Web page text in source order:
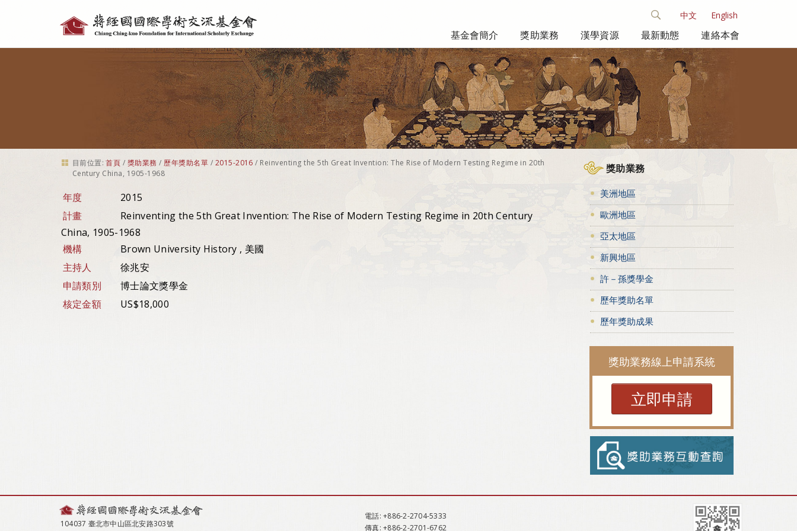
具
中文 English
基金會簡介 獎助業務 漢學資源 最新動態 連絡本會
目前位置: 首頁 / 獎助業務 / 歷年獎助名單 / 2015-2016 / Reinventing the 5th Great Invention: The Rise of Modern Testing Regime in 20th
Century China, 1905-1968
年度
2015
計畫
Reinventing the 5th Great Invention: The Rise of Modern Testing Regime in 20th Century
China, 1905-1968
機構
Brown University History , 美國
主持人
徐兆安
申請類別
博士論文獎學金
核定金額
US$18,000
獎助業務
美洲地區
歐洲地區
亞太地區
新興地區
許－孫獎學金
歷年獎助名單
歷年獎助成果
獎助業務線上申請系統
立即申請
104037 臺北市中山區北安路303號
電話: +886-2-2704-5333
傳真: +886-2-2701-6762